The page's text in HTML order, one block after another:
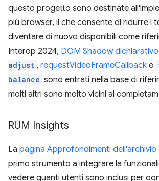
questo progetto sono destinate
più browser, il che consente di ridurre i
diventare di nuovo disponibili come
Interop 2024, DOM Shadow dichiarativo
adjust , requestVideoFrameCallback e
balance sono entrati nella base di
molti altri sono molto vicini al
RUM Insights
La pagina Approfondimenti dell'archivio
primo strumento a integrare la
vedere quanti utenti sono inclusi per